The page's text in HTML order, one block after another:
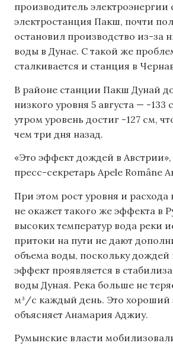
производитель электроэнергии
электростанция Пакш, почти
остановил производство из-за
воды в Дунае. С такой же
сталкивается и станция в
В районе станции Пакш Дунай
низкого уровня 5 августа — -133
утром уровень достиг -127 см,
чем три дня назад.
«Это эффект дождей в
пресс-секретарь Apele Române
При этом рост уровня и
не окажет такого же эффекта в
высоких температур вода реки
притоки на пути не дают
объема воды, поскольку дождей
эффект проявляется в
воды Дуная. Река больше не
м³/с каждый день. Это хороший
объясняет Анамария Аджиу.
Румынские власти